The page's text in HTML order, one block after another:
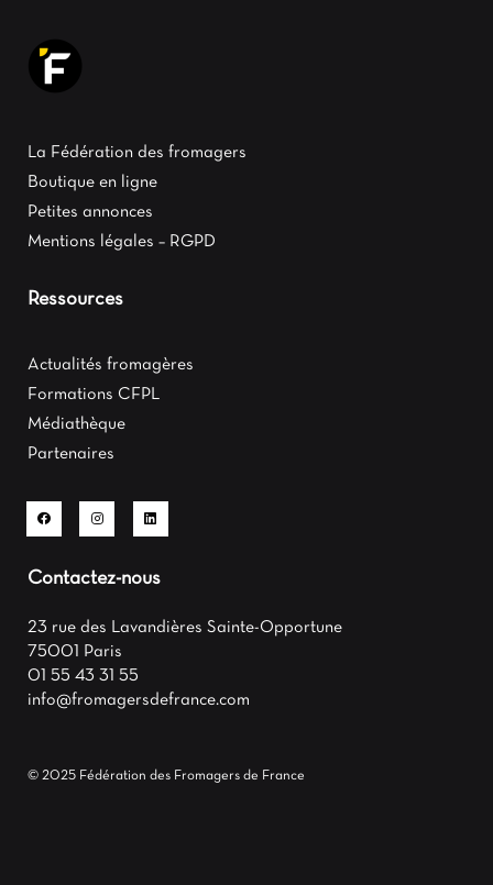
La Fédération des fromagers
Boutique en ligne
Petites annonces
Mentions légales – RGPD
Ressources
Actualités fromagères
Formations CFPL
Médiathèque
Partenaires
Contactez-nous
23 rue des Lavandières Sainte-Opportune
75001 Paris
01 55 43 31 55
info@fromagersdefrance.com
© 2025 Fédération des Fromagers de France